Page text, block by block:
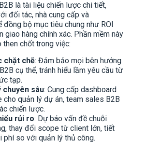
là tài liệu chiến lược chi tiết,
đối tác, nhà cung cấp và
bộ mục tiêu chung như ROI
giao hàng chính xác. Phần mềm này
then chốt trong việc:
chặt chẽ: Đảm bảo mọi bên hướng
cụ thể, tránh hiểu lầm yêu cầu từ
tạp.
chuyên sâu: Cung cấp dashboard
cho quản lý dự án, team sales B2B
chiến lược.
rủi ro: Dự báo vấn đề chuỗi
thay đổi scope từ client lớn, tiết
phí so với quản lý thủ công.